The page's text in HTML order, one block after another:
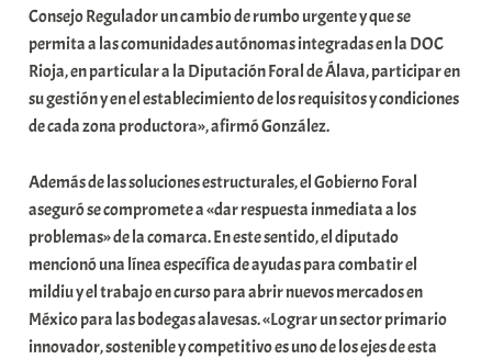
e
a
Consejo Regulador un cambio de rumbo urgente y que se
permita a las comunidades autónomas integradas en la DOC
Rioja, en particular a la Diputación Foral de Álava, participar en
su gestión y en el establecimiento de los requisitos y condiciones
de cada zona productora», afirmó González.
Además de las soluciones estructurales, el Gobierno Foral
aseguró se compromete a «dar respuesta inmediata a los
problemas» de la comarca. En este sentido, el diputado
mencionó una línea específica de ayudas para combatir el
mildiu y el trabajo en curso para abrir nuevos mercados en
México para las bodegas alavesas. «Lograr un sector primario
innovador, sostenible y competitivo es uno de los ejes de esta